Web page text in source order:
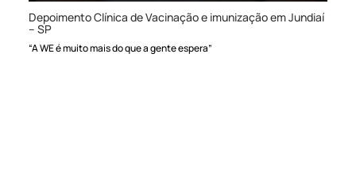
Depoimento Clínica de Vacinação e imunização em Jundiaí
– SP
“A WE é muito mais do que a gente espera”